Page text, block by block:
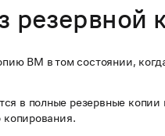
резервной
ВМ в том состоянии,
в полные резервные копии
копирования.